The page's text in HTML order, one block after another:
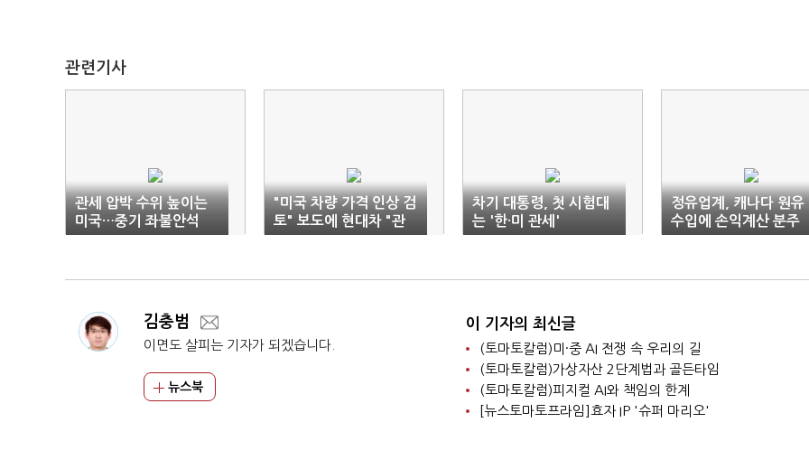
관련기사
관세 압박 수위 높이는
미국…중기 좌불안석
"미국 차량 가격 인상 검
토" 보도에 현대차 "관
세와 무관"
차기 대통령, 첫 시험대
는 '한·미 관세'
정유업계, 캐나다 원유
수입에 손익계산 분주
김충범
이면도 살피는 기자가 되겠습니다.
뉴스북
이 기자의 최신글
(토마토칼럼)미·중 AI 전쟁 속 우리의 길
(토마토칼럼)가상자산 2단계법과 골든타임
(토마토칼럼)피지컬 AI와 책임의 한계
[뉴스토마토프라임]효자 IP '슈퍼 마리오'